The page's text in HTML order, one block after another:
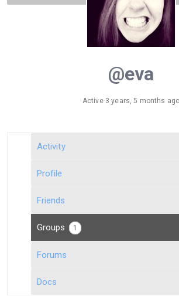
@eva
Active 3 years, 5 months ago
Activity
Profile
Friends
Groups 1
Forums
Docs